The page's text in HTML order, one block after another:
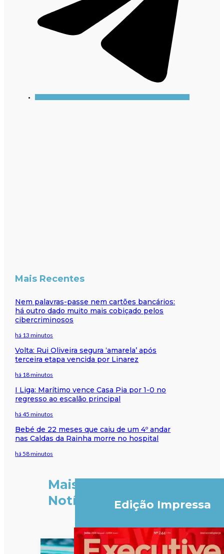
Mais Recentes
Nem palavras-passe nem cartões bancários:
há outro dado muito mais cobiçado pelos
cibercriminosos
há 13 minutos
Volta: Rui Oliveira segura ‘amarela’ após
terceira etapa vencida por Linarez
há 18 minutos
I Liga: Marítimo vence Casa Pia por 1-0 no
regresso ao escalão principal
há 45 minutos
Bebé de 22 meses que caiu de um 4º andar
nas Caldas da Rainha morre no hospital
há 58 minutos
Mais
Notícias
Edição Impressa